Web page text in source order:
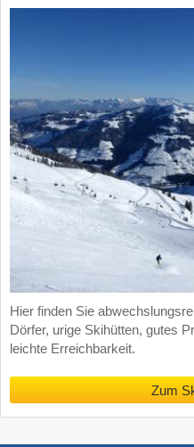
Hier finden Sie
Dörfer, urige Skihütten, gutes
leichte Erreichbarkeit.
Zum